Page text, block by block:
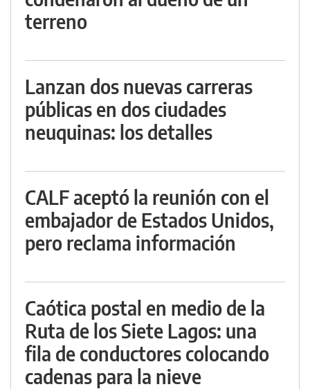
terreno
Lanzan dos nuevas carreras
públicas en dos ciudades
neuquinas: los detalles
CALF aceptó la reunión con el
embajador de Estados Unidos,
pero reclama información
Caótica postal en medio de la
Ruta de los Siete Lagos: una
fila de conductores colocando
cadenas para la nieve